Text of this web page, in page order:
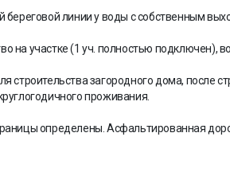
береговой линии у воды с собственным
на участке (1 уч. полностью подключен),
строительства загородного дома, после
проживания.
определены. Асфальтированная